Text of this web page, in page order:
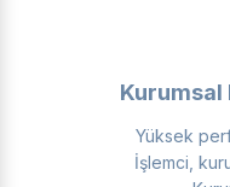
Kurumsal
Yüksek
İşlemci,